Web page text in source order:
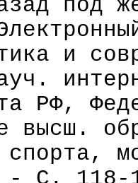
под
и
РФ,
высш.
спорта,